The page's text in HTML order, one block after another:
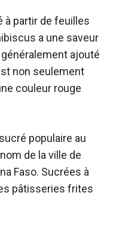
à partir de feuilles
a une saveur
ajouté
non seulement
couleur rouge
populaire au
de la ville de
Faso. Sucrées à
pâtisseries frites